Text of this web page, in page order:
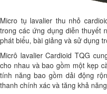
Micro tụ lavalier thu nhỏ
trong các ứng dụng diễn thuyết
phát biểu, bài giảng và sử dụng
Micrô lavalier Cardioid TQG
cho nhau và bao gồm một kẹp
tính năng bao gồm dải động
thanh chính xác và tăng khả